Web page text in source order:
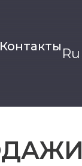
Контакты Ru